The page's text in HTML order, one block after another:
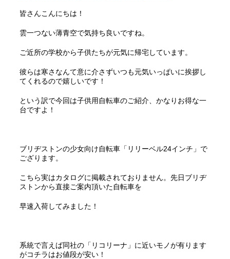
皆さんこんにちは！
雲一つない薄青空で気持ち良いですね。
ご近所の学校から子供たちが元気に帰宅しています。
彼らは寒さなんて意に介さずいつも元気いっぱいに挨拶し
てくれるので嬉しいです！
という訳で今回は子供用自転車のご紹介、かなりお得な一
台ですよ！
ブリヂストンの少女向け自転車「リリーベル24インチ」で
ござります。
こちら実はカタログに掲載されておりません。先日ブリヂ
ストンから直接ご案内頂いた自転車を
早速入荷してみました！
系統で言えば同社の「リコリーナ」に近いモノが有ります
がコチラはお値段が安い！